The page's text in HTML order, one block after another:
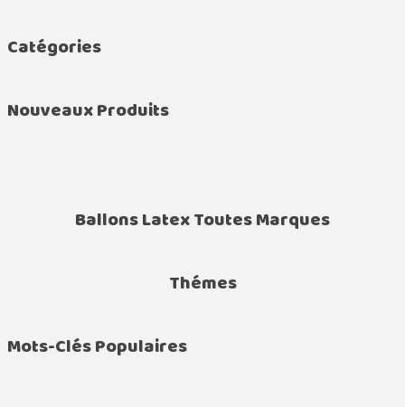
Catégories
Nouveaux Produits
Ballons Latex Toutes Marques
Thémes
Mots-Clés Populaires